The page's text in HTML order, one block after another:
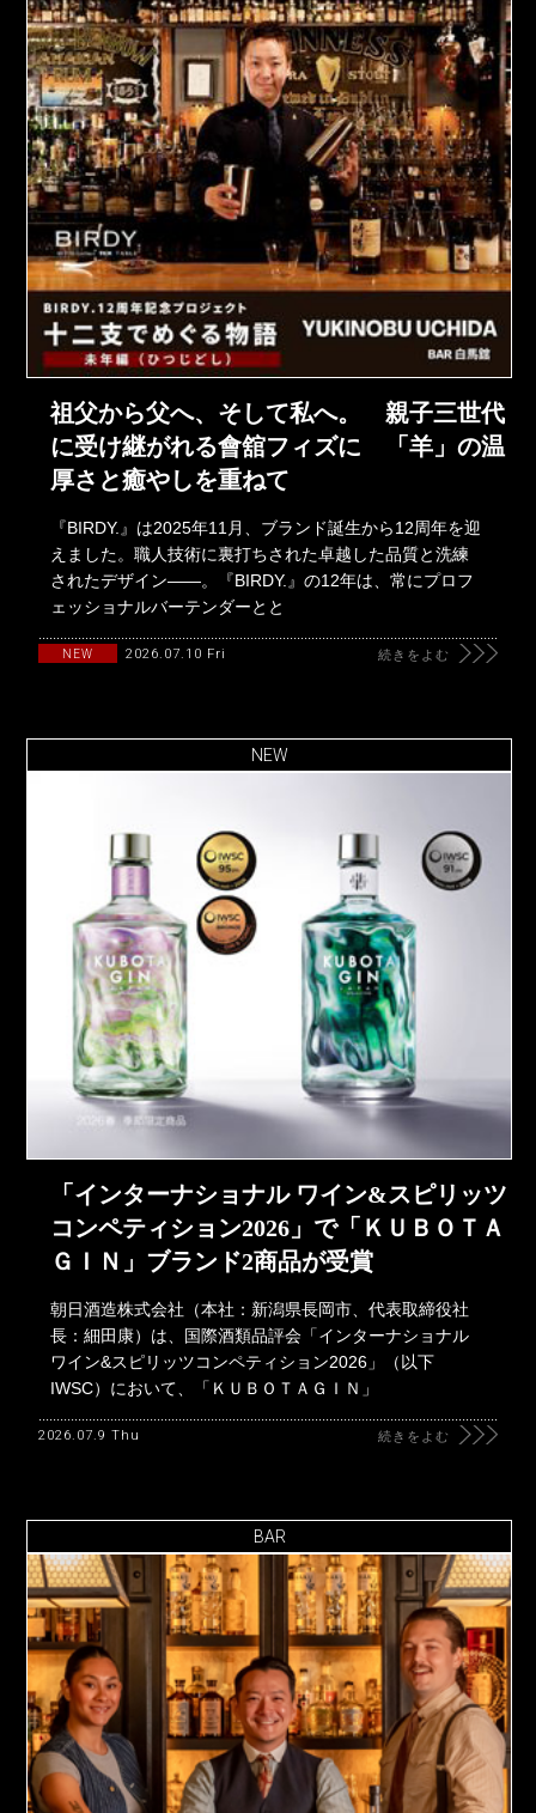
祖父から父へ、そして私へ。 親子三世代
に受け継がれる會舘フィズに 「羊」の温
厚さと癒やしを重ねて
『BIRDY.』は2025年11月、ブランド誕生から12周年を迎
えました。職人技術に裏打ちされた卓越した品質と洗練
されたデザイン――。『BIRDY.』の12年は、常にプロフ
ェッショナルバーテンダーとと
NEW 2026.07.10 Fri 続きをよむ
NEW
「インターナショナル ワイン&スピリッツ
コンペティション2026」で「ＫＵＢＯＴＡ
ＧＩＮ」ブランド2商品が受賞
朝日酒造株式会社（本社：新潟県長岡市、代表取締役社
長：細田康）は、国際酒類品評会「インターナショナル
ワイン&スピリッツコンペティション2026」（以下
IWSC）において、「ＫＵＢＯＴＡＧＩＮ」
2026.07.9 Thu 続きをよむ
BAR